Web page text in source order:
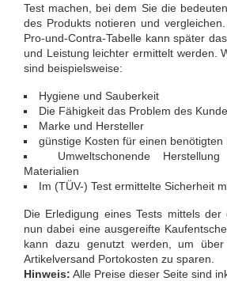
Test machen, bei dem Sie die
des Produkts notieren und
Pro-und-Contra-Tabelle kann später
und Leistung leichter ermittelt werden.
sind beispielsweise:
Hygiene und Sauberkeit
Die Fähigkeit das Problem des
Marke und Hersteller
günstige Kosten für einen benötigten
Umweltschonende
Materialien
Im (TÜV-) Test ermittelte Sicherheit
Die Erledigung eines Tests mittels
nun dabei eine ausgereifte
kann dazu genutzt werden, um über
Artikelversand Portokosten zu sparen.
Hinweis: Alle Preise dieser Seite sind